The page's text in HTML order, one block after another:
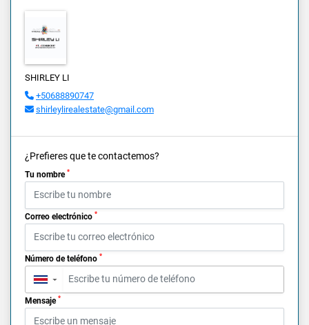
SHIRLEY LI
+50688890747
shirleylirealestate@gmail.com
¿Prefieres que te contactemos?
Tu nombre *
Correo electrónico *
Número de teléfono *
▼
Mensaje *